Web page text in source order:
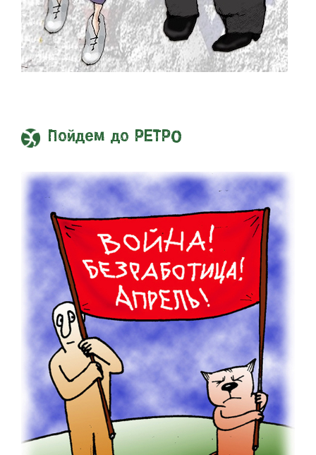
Пойдем до РЕТРО